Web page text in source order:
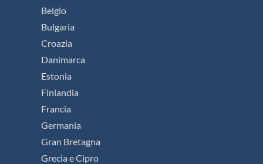
Belgio
Bulgaria
Croazia
Danimarca
Estonia
Finlandia
Francia
Germania
Gran Bretagna
Grecia e Cipro